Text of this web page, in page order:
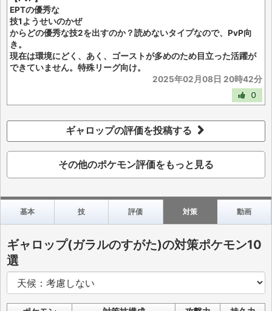
EPTの優秀な
技1ようせいのかぜ
からどの優秀な技2を出すのか？読めないタイプなので、PvP向
き。
現在は環境にどく、あく、ゴーストが多めのため目立った活躍が
できていません。特殊リーグ向け。
2025年02月08日 20時42分
0
ギャロップの評価を投稿する
その他のポケモン評価をもっと見る
基本 技 評価 対策 動画
ギャロップ(ガラルのすがた)の対策ポケモン10
選